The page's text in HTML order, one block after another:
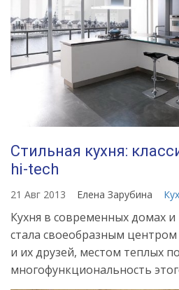
Стильная кухня:
hi-tech
21 Авг 2013 Елена Зарубина
Кухня в современных домах
стала своеобразным
и их друзей, местом теплых
многофункциональность